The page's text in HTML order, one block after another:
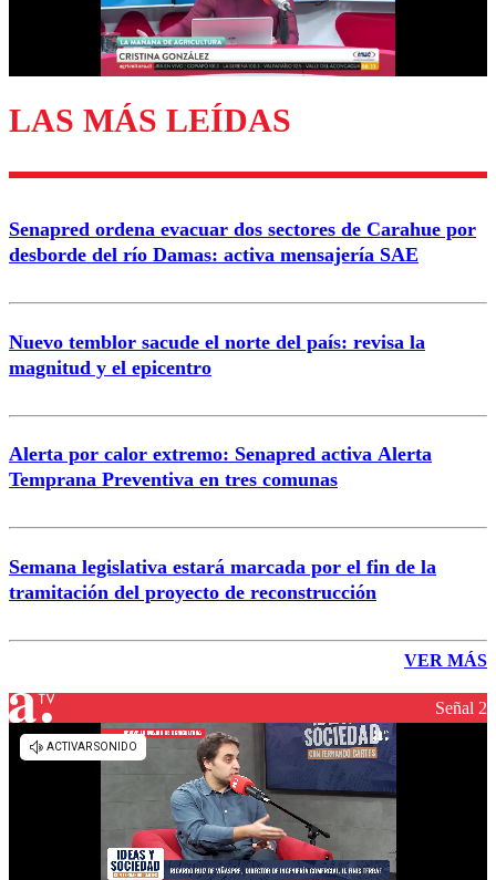
LAS MÁS LEÍDAS
Senapred ordena evacuar dos sectores de Carahue por
desborde del río Damas: activa mensajería SAE
Nuevo temblor sacude el norte del país: revisa la
magnitud y el epicentro
Alerta por calor extremo: Senapred activa Alerta
Temprana Preventiva en tres comunas
Semana legislativa estará marcada por el fin de la
tramitación del proyecto de reconstrucción
VER MÁS
Señal 2